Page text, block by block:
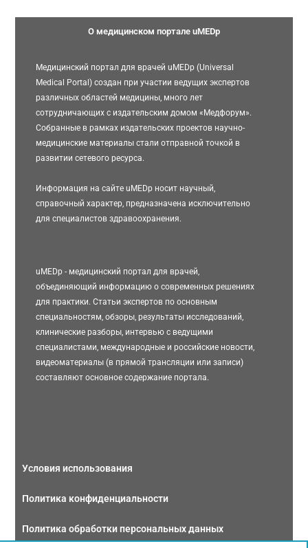
О медицинском портале uMEDp
Медицинский портал для врачей uMEDp (Universal
Medical Portal) создан при участии ведущих экспертов
различных областей медицины, много лет
сотрудничающих с издательским домом «Медфорум».
Собранные в рамках издательских проектов научно-
медицинские материалы стали отправной точкой в
развитии сетевого ресурса.
Информация на сайте uMEDp носит научный,
справочный характер, предназначена исключительно
для специалистов здравоохранения.
uMEDp - медицинский портал для врачей,
объединяющий информацию о современных решениях
для практики. Статьи экспертов по основным
специальностям, обзоры, результаты исследований,
клинические разборы, интервью с ведущими
специалистами, международные и российские новости,
видеоматериалы (в прямой трансляции или записи)
составляют основное содержание портала.
Условия использования
Политика конфиденциальности
Политика обработки персональных данных